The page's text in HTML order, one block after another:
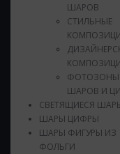
ШАРОВ
СТИЛЬНЫЕ
ФОТОЗОНЫ
ШАРОВ И
СВЕТЯЩИЕСЯ
ШАРЫ ЦИФРЫ
ШАРЫ ФИГУРЫ ИЗ
ФОЛЬГИ